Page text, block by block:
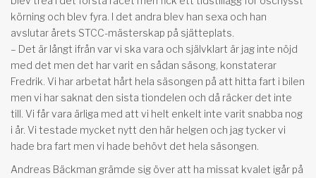
körning och blev fyra. I det andra blev han sexa och han
avslutar årets STCC-mästerskap på sjätteplats.
– Det är långt ifrån var vi ska vara och självklart är jag inte nöjd
med det men det har varit en sådan säsong, konstaterar
Fredrik. Vi har arbetat hårt hela säsongen på att hitta fart i bilen
men vi har saknat den sista tiondelen och då räcker det inte
till. Vi får vara ärliga med att vi helt enkelt inte varit snabba nog
i år. Vi testade mycket nytt den här helgen och jag tycker vi
hade bra fart men vi hade behövt det hela säsongen.
Andreas Bäckman grämde sig över att ha missat kvalet igår på